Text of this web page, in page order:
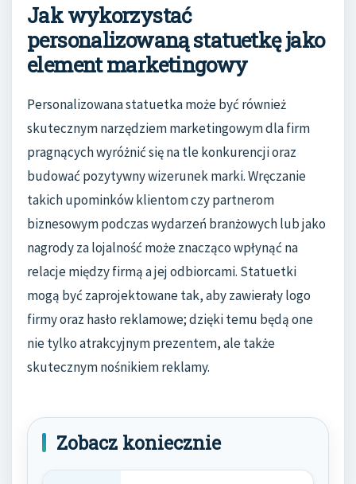
Jak wykorzystać
personalizowaną statuetkę jako
element marketingowy
Personalizowana statuetka może być również
skutecznym narzędziem marketingowym dla firm
pragnących wyróżnić się na tle konkurencji oraz
budować pozytywny wizerunek marki. Wręczanie
takich upominków klientom czy partnerom
biznesowym podczas wydarzeń branżowych lub jako
nagrody za lojalność może znacząco wpłynąć na
relacje między firmą a jej odbiorcami. Statuetki
mogą być zaprojektowane tak, aby zawierały logo
firmy oraz hasło reklamowe; dzięki temu będą one
nie tylko atrakcyjnym prezentem, ale także
skutecznym nośnikiem reklamy.
Zobacz koniecznie